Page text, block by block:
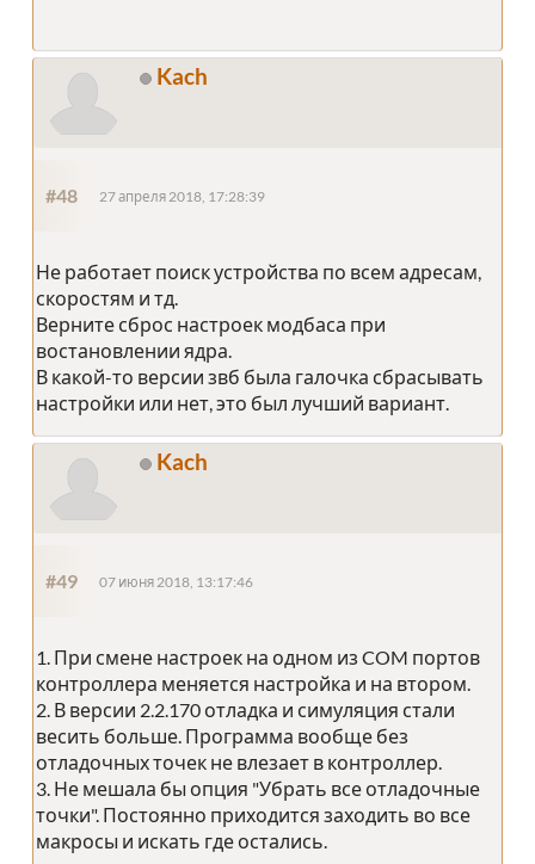
Kach
#48 27 апреля 2018, 17:28:39
Не работает поиск устройства по всем адресам,
скоростям и тд.
Верните сброс настроек модбаса при
востановлении ядра.
В какой-то версии звб была галочка сбрасывать
настройки или нет, это был лучший вариант.
Kach
#49 07 июня 2018, 13:17:46
1. При смене настроек на одном из COM портов
контроллера меняется настройка и на втором.
2. В версии 2.2.170 отладка и симуляция стали
весить больше. Программа вообще без
отладочных точек не влезает в контроллер.
3. Не мешала бы опция "Убрать все отладочные
точки". Постоянно приходится заходить во все
макросы и искать где остались.